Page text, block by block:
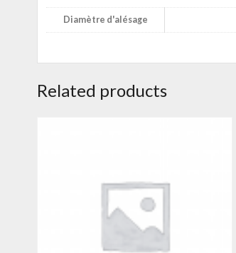
Diamètre d'alésage
Related products